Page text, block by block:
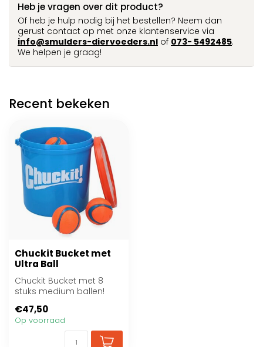
Heb je vragen over dit product?
Of heb je hulp nodig bij het bestellen? Neem dan
gerust contact op met onze klantenservice via
info@smulders-diervoeders.nl of 073- 5492485.
We helpen je graag!
Recent bekeken
Chuckit Bucket met
Ultra Ball
Chuckit Bucket met 8
stuks medium ballen!
€47,50
Op voorraad